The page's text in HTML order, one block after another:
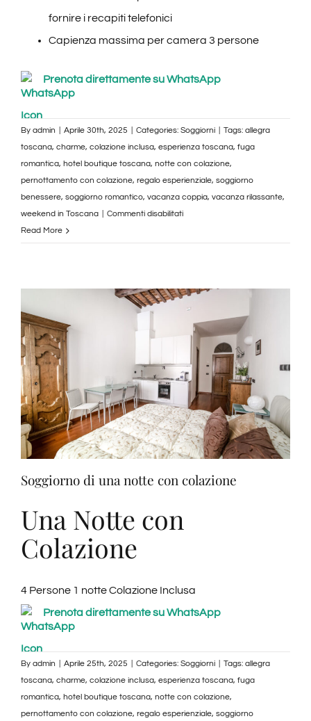
fornire i recapiti telefonici
Capienza massima per camera 3 persone
Prenota direttamente su WhatsApp
By admin Aprile 30th, 2025 Categories: Soggiorni Tags: allegra
toscana, charme, colazione inclusa, esperienza toscana, fuga
romantica, hotel boutique toscana, notte con colazione,
pernottamento con colazione, regalo esperienziale, soggiorno
benessere, soggiorno romantico, vacanza coppia, vacanza rilassante,
weekend in Toscana
Commenti disabilitatisu
in
suite
room
Viareggio
Read More
Soggiorno di una notte con colazione
Una Notte con
Colazione
4 Persone 1 notte Colazione Inclusa
Prenota direttamente su WhatsApp
By admin Aprile 25th, 2025 Categories: Soggiorni Tags: allegra
toscana, charme, colazione inclusa, esperienza toscana, fuga
romantica, hotel boutique toscana, notte con colazione,
pernottamento con colazione, regalo esperienziale, soggiorno